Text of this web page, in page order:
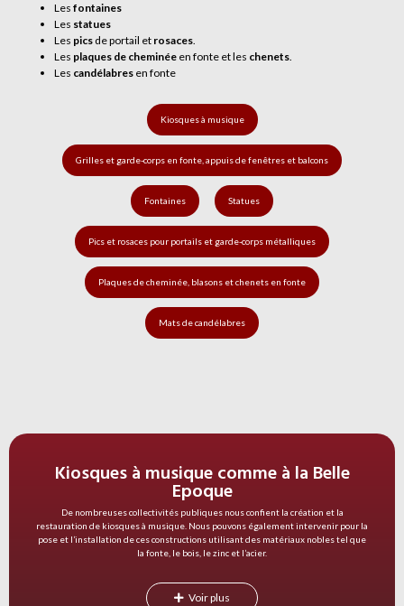
Les fontaines
Les statues
Les pics de portail et rosaces.
Les plaques de cheminée en fonte et les chenets.
Les candélabres en fonte
Kiosques à musique
Grilles et garde-corps en fonte, appuis de fenêtres et balcons
Fontaines Statues
Pics et rosaces pour portails et garde-corps métalliques
Plaques de cheminée, blasons et chenets en fonte
Mats de candélabres
Kiosques à musique comme à la Belle
Epoque
De nombreuses collectivités publiques nous confient la création et la
restauration de kiosques à musique. Nous pouvons également intervenir pour la
pose et l’installation de ces constructions utilisant des matériaux nobles tel que
la fonte, le bois, le zinc et l’acier.
Voir plus